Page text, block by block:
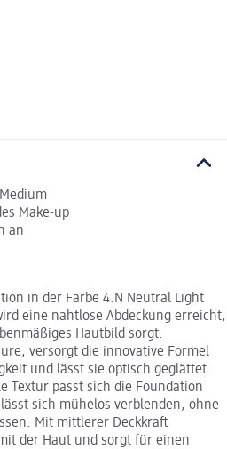
Make-up
an
in der Farbe 4.N Neutral Light
eine nahtlose Abdeckung erreicht,
Hautbild sorgt.
versorgt die innovative Formel
und lässt sie optisch geglättet
Textur passt sich die Foundation
sich mühelos verblenden, ohne
Mit mittlerer Deckkraft
der Haut und sorgt für einen